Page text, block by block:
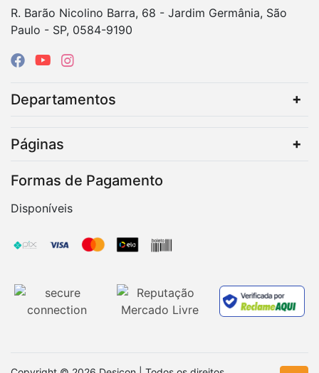
R. Barão Nicolino Barra, 68 - Jardim Germânia, São
Paulo - SP, 0584-9190
Departamentos
Páginas
Formas de Pagamento
Disponíveis